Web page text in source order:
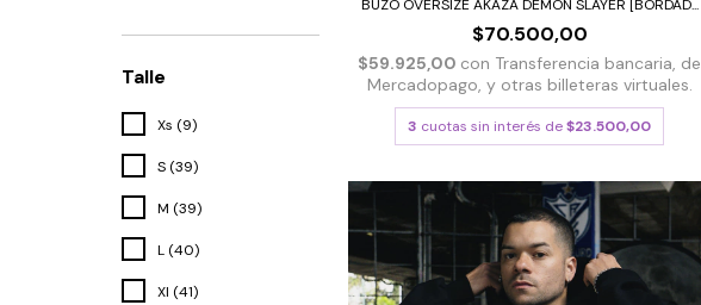
Talle
Xs (9)
S (39)
M (39)
L (40)
Xl (41)
BUZO OVERSIZE AKAZA DEMON SLAYER [BORDAD...
$70.500,00
$59.925,00 con Transferencia bancaria, de
Mercadopago, y otras billeteras virtuales.
3 cuotas sin interés de$23.500,00